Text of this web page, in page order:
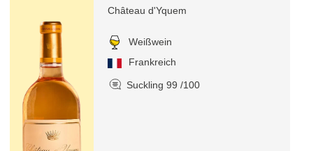
Château d'Yquem
Weißwein
Frankreich
Suckling 99 /100